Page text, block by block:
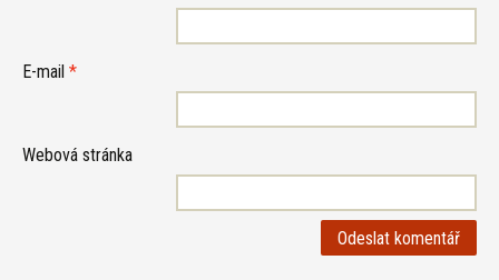
E-mail *
Webová stránka